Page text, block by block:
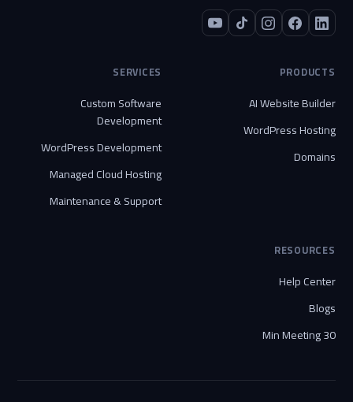
PRODUCTS
AI Website Builder
WordPress Hosting
Domains
SERVICES
Custom Software
Development
WordPress Development
Managed Cloud Hosting
Maintenance & Support
RESOURCES
Help Center
Blogs
30 Min Meeting